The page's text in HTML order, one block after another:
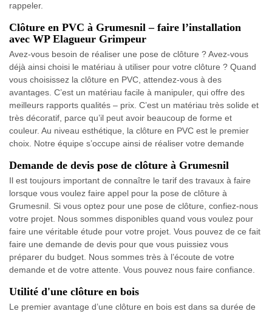
rappeler.
Clôture en PVC à Grumesnil – faire l’installation
avec WP Elagueur Grimpeur
Avez-vous besoin de réaliser une pose de clôture ? Avez-vous
déjà ainsi choisi le matériau à utiliser pour votre clôture ? Quand
vous choisissez la clôture en PVC, attendez-vous à des
avantages. C’est un matériau facile à manipuler, qui offre des
meilleurs rapports qualités – prix. C’est un matériau très solide et
très décoratif, parce qu’il peut avoir beaucoup de forme et
couleur. Au niveau esthétique, la clôture en PVC est le premier
choix. Notre équipe s’occupe ainsi de réaliser votre demande
Demande de devis pose de clôture à Grumesnil
Il est toujours important de connaître le tarif des travaux à faire
lorsque vous voulez faire appel pour la pose de clôture à
Grumesnil. Si vous optez pour une pose de clôture, confiez-nous
votre projet. Nous sommes disponibles quand vous voulez pour
faire une véritable étude pour votre projet. Vous pouvez de ce fait
faire une demande de devis pour que vous puissiez vous
préparer du budget. Nous sommes très à l’écoute de votre
demande et de votre attente. Vous pouvez nous faire confiance.
Utilité d'une clôture en bois
Le premier avantage d’une clôture en bois est dans sa durée de